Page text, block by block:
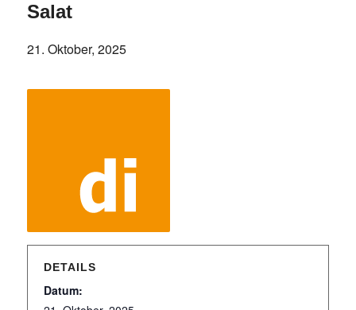
Salat
21. Oktober, 2025
DETAILS
Datum: